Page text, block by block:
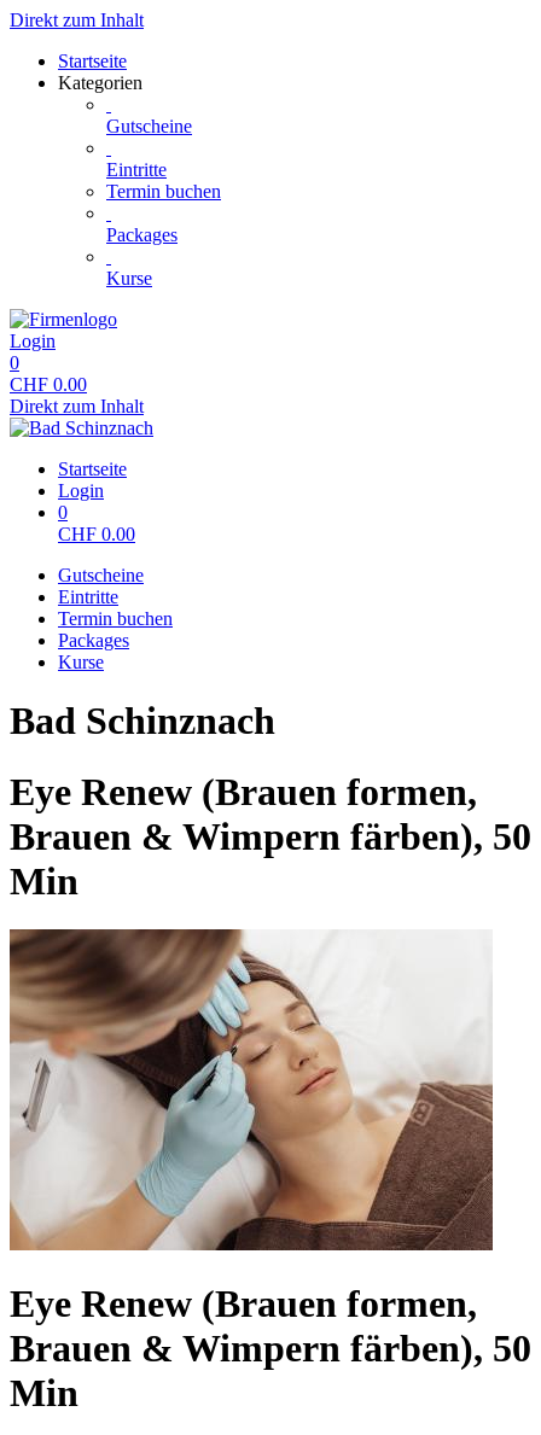
Direkt zum Inhalt
Startseite
Kategorien
Gutscheine
Eintritte
Termin buchen
Packages
Kurse
Login
0
CHF 0.00
Direkt zum Inhalt
Startseite
Login
0
CHF 0.00
Gutscheine
Eintritte
Termin buchen
Packages
Kurse
Bad Schinznach
Eye Renew (Brauen formen,
Brauen & Wimpern färben), 50
Min
Eye Renew (Brauen formen,
Brauen & Wimpern färben), 50
Min